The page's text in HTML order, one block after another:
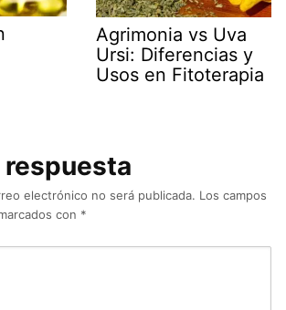
Agrimonia vs Uva
Ursi: Diferencias y
Usos en Fitoterapia
respuesta
electrónico no será publicada. Los campos
con *